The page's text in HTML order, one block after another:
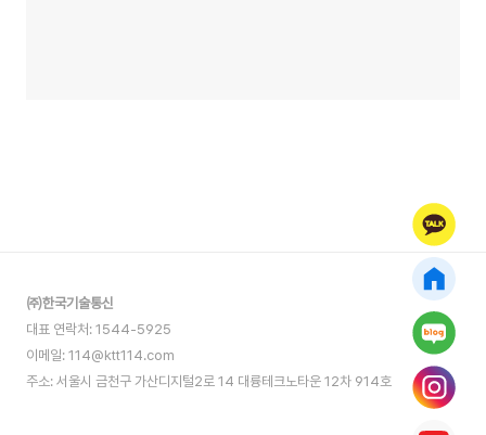
㈜한국기술통신
대표 연락처: 1544-5925
이메일: 114@ktt114.com
주소: 서울시 금천구 가산디지털2로 14 대륭테크노타운 12차 914호